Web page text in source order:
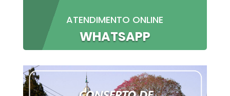
ATENDIMENTO ONLINE
WHATSAPP